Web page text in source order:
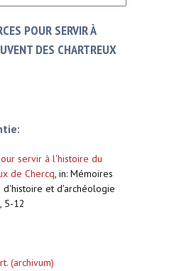
POUR SERVIR À
DES CHARTREUX
servir à l'histoire du
de Chercq, in: Mémoires
et d'archéologie
5-12
(archivum)